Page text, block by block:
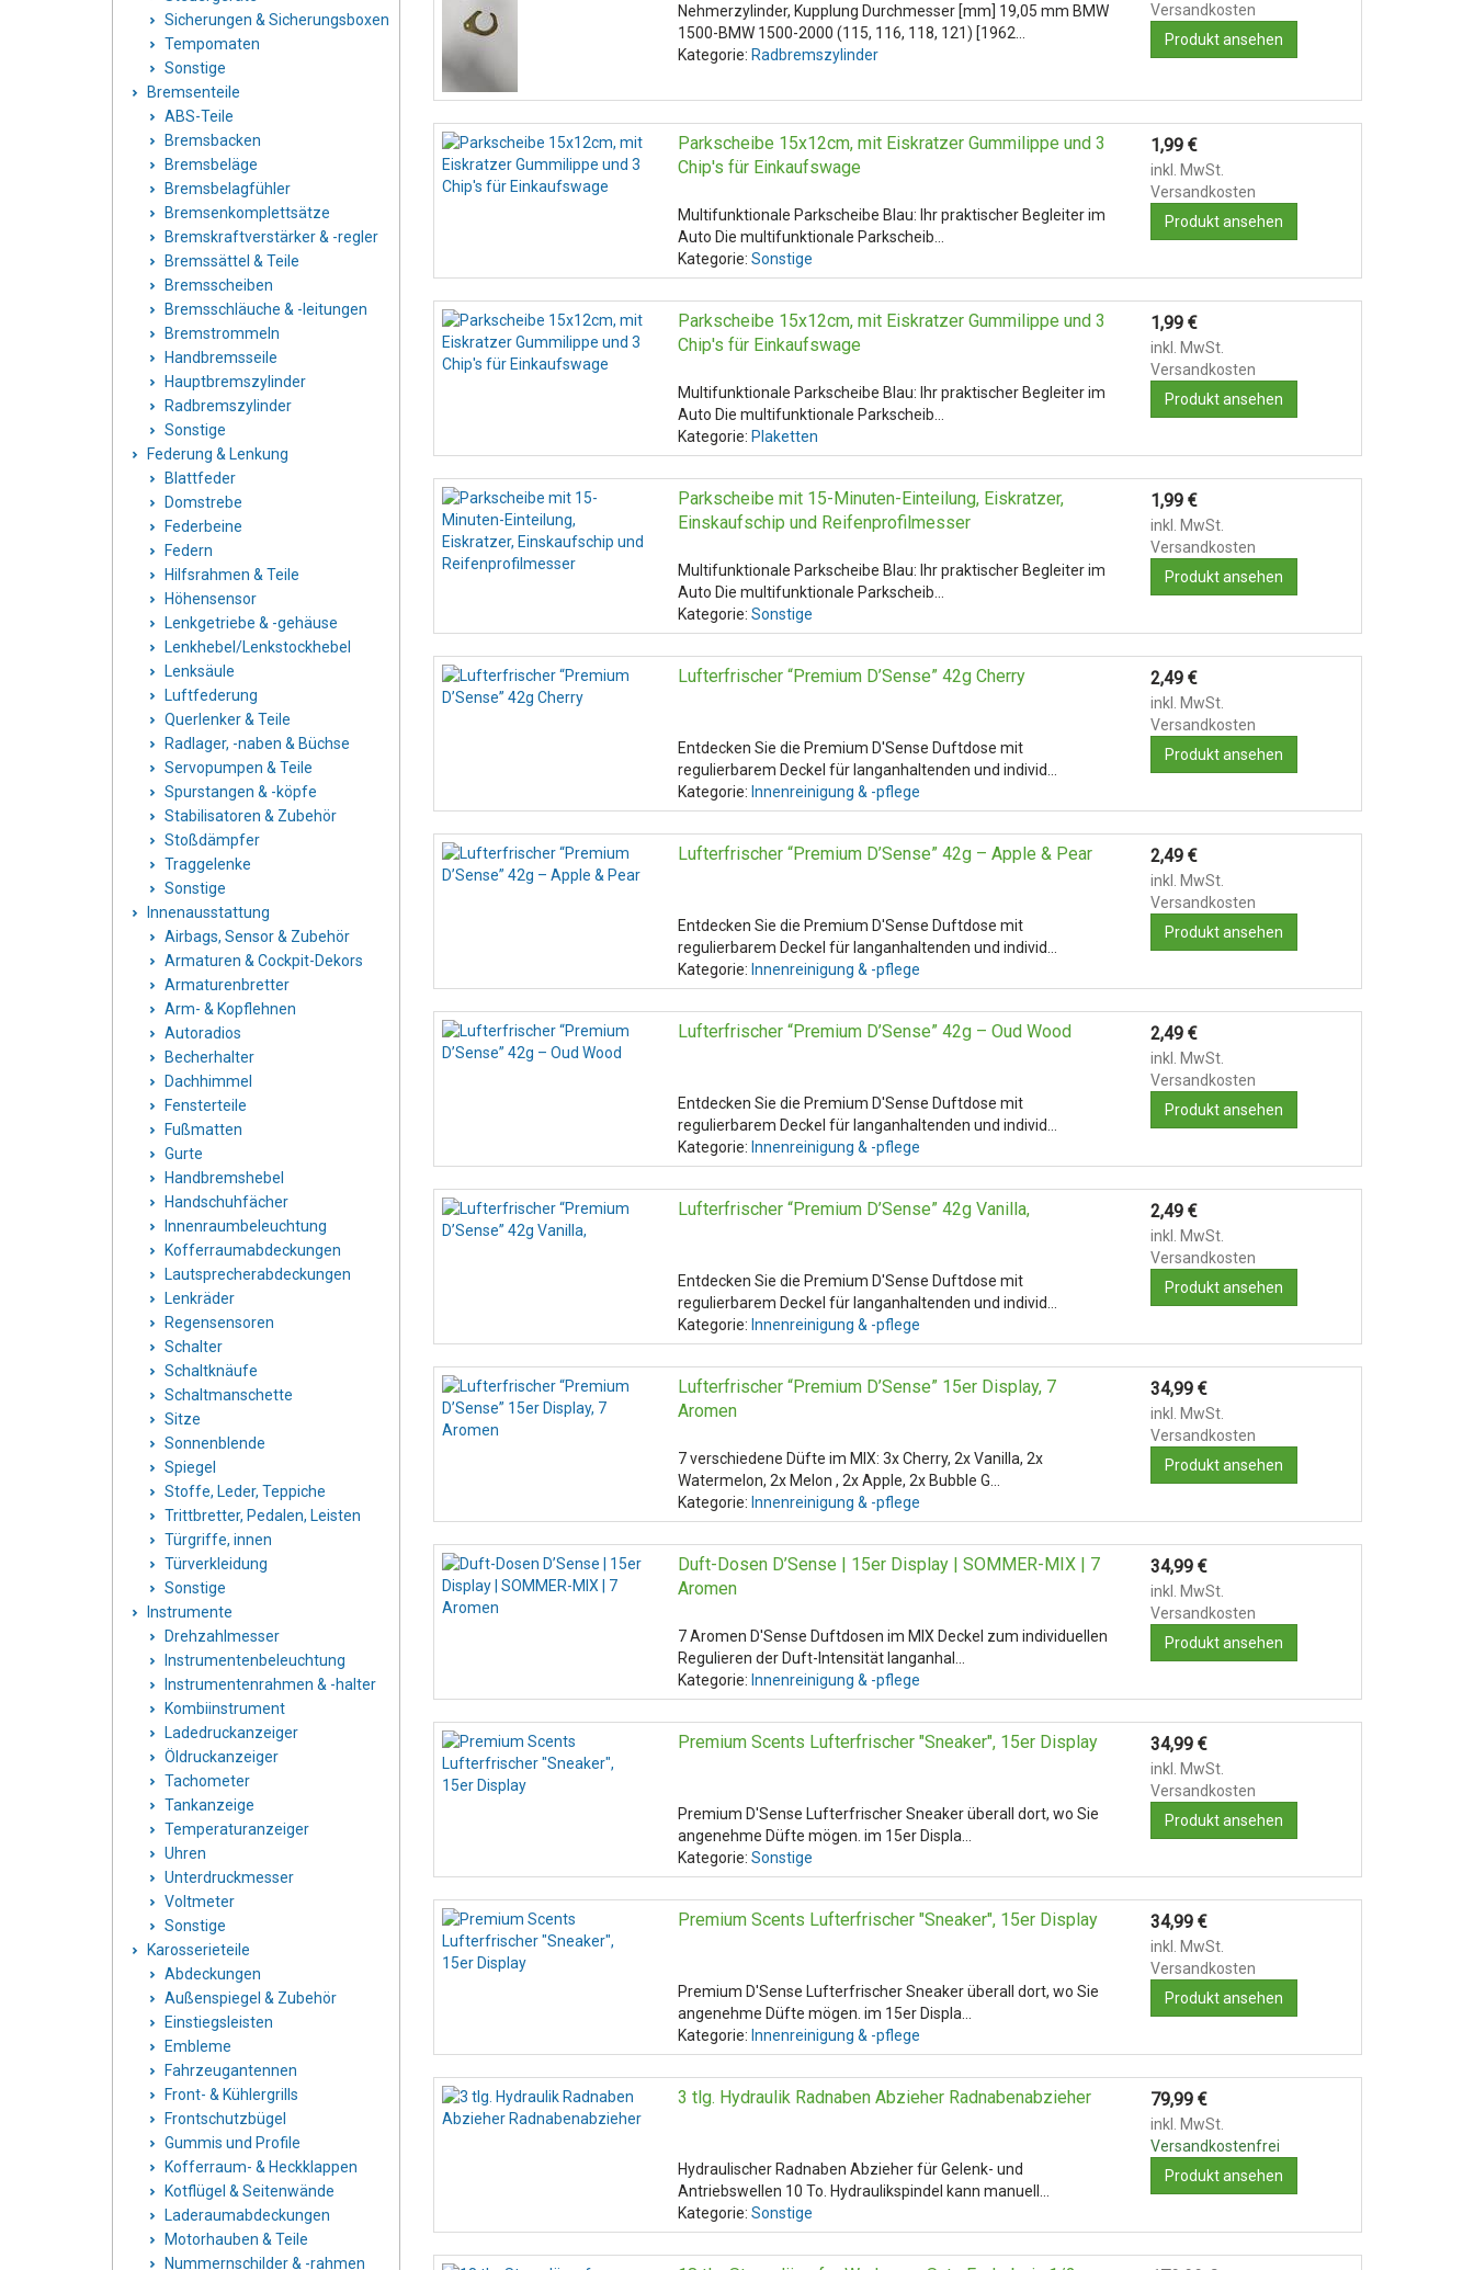
Nehmerzylinder, Kupplung Durchmesser [mm] 19,05 mm BMW
1500-BMW 1500-2000 (115, 116, 118, 121) [1962…
Kategorie: Radbremszylinder
Versandkosten
Produkt ansehen
Parkscheibe 15x12cm, mit Eiskratzer Gummilippe und 3
Chip's für Einkaufswage
Multifunktionale Parkscheibe Blau: Ihr praktischer Begleiter im
Auto Die multifunktionale Parkscheib…
Kategorie: Sonstige
1,99 €
inkl. MwSt.
Versandkosten
Produkt ansehen
Parkscheibe 15x12cm, mit Eiskratzer Gummilippe und 3
Chip's für Einkaufswage
Multifunktionale Parkscheibe Blau: Ihr praktischer Begleiter im
Auto Die multifunktionale Parkscheib…
Kategorie: Plaketten
1,99 €
inkl. MwSt.
Versandkosten
Produkt ansehen
Parkscheibe mit 15-Minuten-Einteilung, Eiskratzer,
Einskaufschip und Reifenprofilmesser
Multifunktionale Parkscheibe Blau: Ihr praktischer Begleiter im
Auto Die multifunktionale Parkscheib…
Kategorie: Sonstige
1,99 €
inkl. MwSt.
Versandkosten
Produkt ansehen
Lufterfrischer “Premium D’Sense” 42g Cherry
Entdecken Sie die Premium D'Sense Duftdose mit
regulierbarem Deckel für langanhaltenden und individ…
Kategorie: Innenreinigung & -pflege
2,49 €
inkl. MwSt.
Versandkosten
Produkt ansehen
Lufterfrischer “Premium D’Sense” 42g – Apple & Pear
Entdecken Sie die Premium D'Sense Duftdose mit
regulierbarem Deckel für langanhaltenden und individ…
Kategorie: Innenreinigung & -pflege
2,49 €
inkl. MwSt.
Versandkosten
Produkt ansehen
Lufterfrischer “Premium D’Sense” 42g – Oud Wood
Entdecken Sie die Premium D'Sense Duftdose mit
regulierbarem Deckel für langanhaltenden und individ…
Kategorie: Innenreinigung & -pflege
2,49 €
inkl. MwSt.
Versandkosten
Produkt ansehen
Lufterfrischer “Premium D’Sense” 42g Vanilla,
Entdecken Sie die Premium D'Sense Duftdose mit
regulierbarem Deckel für langanhaltenden und individ…
Kategorie: Innenreinigung & -pflege
2,49 €
inkl. MwSt.
Versandkosten
Produkt ansehen
Lufterfrischer “Premium D’Sense” 15er Display, 7
Aromen
7 verschiedene Düfte im MIX: 3x Cherry, 2x Vanilla, 2x
Watermelon, 2x Melon , 2x Apple, 2x Bubble G…
Kategorie: Innenreinigung & -pflege
34,99 €
inkl. MwSt.
Versandkosten
Produkt ansehen
Duft-Dosen D’Sense | 15er Display | SOMMER-MIX | 7
Aromen
7 Aromen D'Sense Duftdosen im MIX Deckel zum individuellen
Regulieren der Duft-Intensität langanhal…
Kategorie: Innenreinigung & -pflege
34,99 €
inkl. MwSt.
Versandkosten
Produkt ansehen
Premium Scents Lufterfrischer "Sneaker", 15er Display
Premium D'Sense Lufterfrischer Sneaker überall dort, wo Sie
angenehme Düfte mögen. im 15er Displa…
Kategorie: Sonstige
34,99 €
inkl. MwSt.
Versandkosten
Produkt ansehen
Premium Scents Lufterfrischer "Sneaker", 15er Display
Premium D'Sense Lufterfrischer Sneaker überall dort, wo Sie
angenehme Düfte mögen. im 15er Displa…
Kategorie: Innenreinigung & -pflege
34,99 €
inkl. MwSt.
Versandkosten
Produkt ansehen
3 tlg. Hydraulik Radnaben Abzieher Radnabenabzieher
Hydraulischer Radnaben Abzieher für Gelenk- und
Antriebswellen 10 To. Hydraulikspindel kann manuell…
Kategorie: Sonstige
79,99 €
inkl. MwSt.
Versandkostenfrei
Produkt ansehen
Sicherungen & Sicherungsboxen
Tempomaten
Sonstige
Bremsenteile
ABS-Teile
Bremsbacken
Bremsbeläge
Bremsbelagfühler
Bremsenkomplettsätze
Bremskraftverstärker & -regler
Bremssättel & Teile
Bremsscheiben
Bremsschläuche & -leitungen
Bremstrommeln
Handbremsseile
Hauptbremszylinder
Radbremszylinder
Sonstige
Federung & Lenkung
Blattfeder
Domstrebe
Federbeine
Federn
Hilfsrahmen & Teile
Höhensensor
Lenkgetriebe & -gehäuse
Lenkhebel/Lenkstockhebel
Lenksäule
Luftfederung
Querlenker & Teile
Radlager, -naben & Büchse
Servopumpen & Teile
Spurstangen & -köpfe
Stabilisatoren & Zubehör
Stoßdämpfer
Traggelenke
Sonstige
Innenausstattung
Airbags, Sensor & Zubehör
Armaturen & Cockpit-Dekors
Armaturenbretter
Arm- & Kopflehnen
Autoradios
Becherhalter
Dachhimmel
Fensterteile
Fußmatten
Gurte
Handbremshebel
Handschuhfächer
Innenraumbeleuchtung
Kofferraumabdeckungen
Lautsprecherabdeckungen
Lenkräder
Regensensoren
Schalter
Schaltknäufe
Schaltmanschette
Sitze
Sonnenblende
Spiegel
Stoffe, Leder, Teppiche
Trittbretter, Pedalen, Leisten
Türgriffe, innen
Türverkleidung
Sonstige
Instrumente
Drehzahlmesser
Instrumentenbeleuchtung
Instrumentenrahmen & -halter
Kombiinstrument
Ladedruckanzeiger
Öldruckanzeiger
Tachometer
Tankanzeige
Temperaturanzeiger
Uhren
Unterdruckmesser
Voltmeter
Sonstige
Karosserieteile
Abdeckungen
Außenspiegel & Zubehör
Einstiegsleisten
Embleme
Fahrzeugantennen
Front- & Kühlergrills
Frontschutzbügel
Gummis und Profile
Kofferraum- & Heckklappen
Kotflügel & Seitenwände
Laderaumabdeckungen
Motorhauben & Teile
Nummernschilder & -rahmen